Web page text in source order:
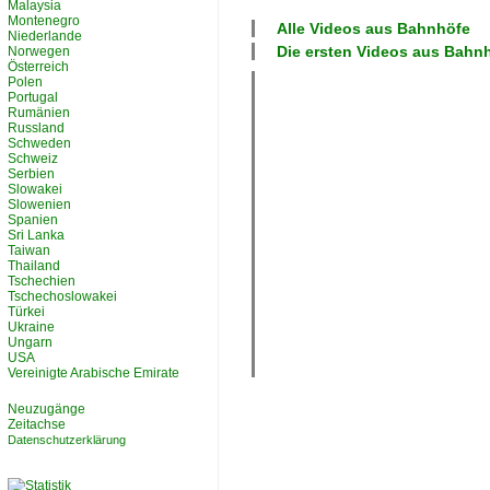
Alle Videos aus Bahnhöfe
Die ersten Videos aus
Malaysia
Montenegro
Niederlande
Norwegen
Österreich
Polen
Portugal
Rumänien
Russland
Schweden
Schweiz
Serbien
Slowakei
Slowenien
Spanien
Sri Lanka
Taiwan
Thailand
Tschechien
Tschechoslowakei
Türkei
Ukraine
Ungarn
USA
Vereinigte Arabische Emirate
Neuzugänge
Zeitachse
Datenschutzerklärung